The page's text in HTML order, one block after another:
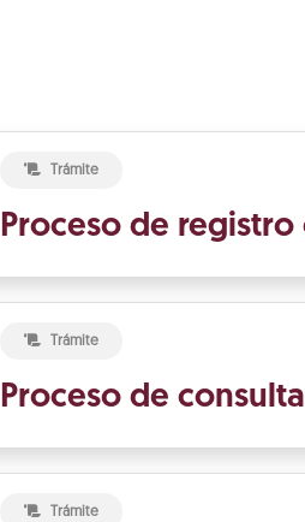
Trámite
Proceso de
Trámite
Proceso de
Trámite